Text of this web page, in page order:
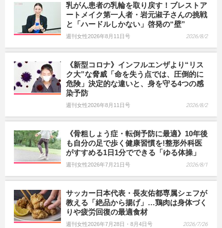
乳がん患者の乳輪を取り戻す！ブレストア
ートメイク第一人者・岩元淑子さんの挑戦
と「ハードルしかない」啓発の“壁”
週刊女性2026年8月11日号 2026/8/2
《新型コロナ》インフルエンザより“リス
ク大”な脅威「命を失う点では、圧倒的に
危険」決定的な違いと、身を守る4つの感
染予防
週刊女性2026年8月11日号 2026/8/2
《骨粗しょう症・転倒予防に最適》10年後
も自分の足で歩く健康習慣を!整形外科医
がすすめる1日1分でできる「ゆる体操」
週刊女性2026年7月21日号 2026/8/1
サッカー日本代表・長友佑都専属シェフが
教える「絶品から揚げ」…鶏肉は身体づく
りや疲労回復の最適食材
週刊女性2026年7月28日・8月4日号 2026/7/26